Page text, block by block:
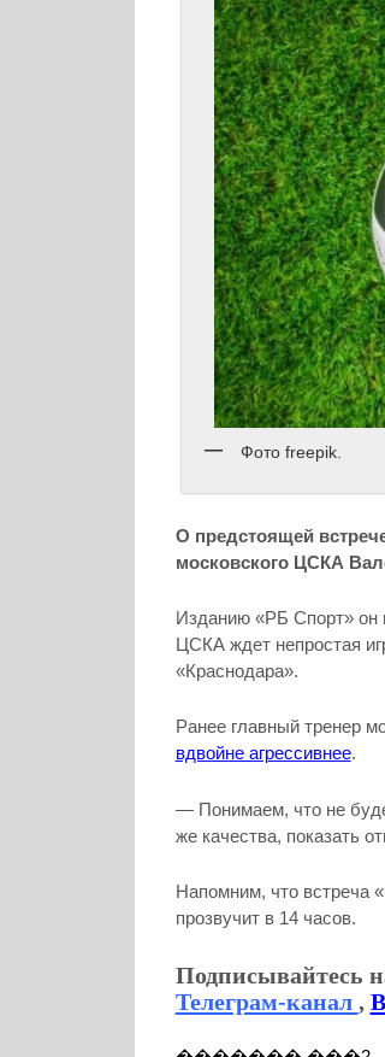
Фото freepik.
О предстоящей
московского ЦСКА
Изданию «РБ Спорт» он
ЦСКА ждет непростая
«Краснодара».
Ранее главный тренер
вдвойне агрессивнее.
— Понимаем, что не
же качества, показать
Напомним, что встреча
прозвучит в 14 часов.
Подписывайтесь
Телеграм-канал ,